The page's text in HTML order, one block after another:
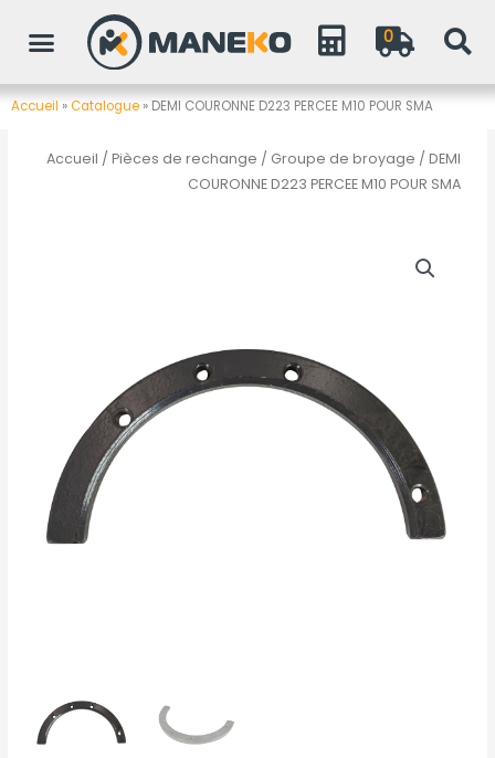
0
Accueil »Catalogue » DEMI COURONNE D223 PERCEE M10 POUR SMA
Accueil / Pièces de rechange / Groupe de broyage / DEMI
COURONNE D223 PERCEE M10 POUR SMA